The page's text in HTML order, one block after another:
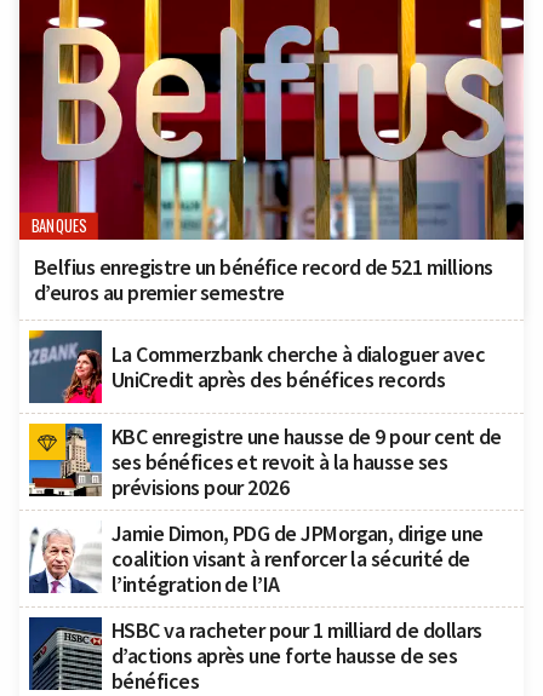
BANQUES
Belfius enregistre un bénéfice record de 521 millions
d’euros au premier semestre
La Commerzbank cherche à dialoguer avec
UniCredit après des bénéfices records
KBC enregistre une hausse de 9 pour cent de
ses bénéfices et revoit à la hausse ses
prévisions pour 2026
Jamie Dimon, PDG de JPMorgan, dirige une
coalition visant à renforcer la sécurité de
l’intégration de l’IA
HSBC va racheter pour 1 milliard de dollars
d’actions après une forte hausse de ses
bénéfices